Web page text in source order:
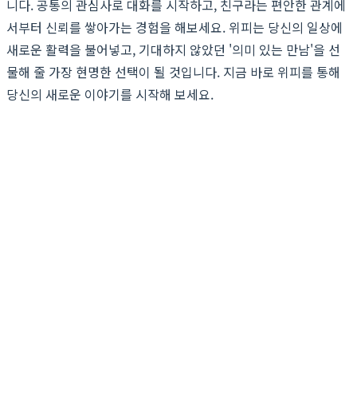
니다. 공통의 관심사로 대화를 시작하고, 친구라는 편안한 관계에
서부터 신뢰를 쌓아가는 경험을 해보세요. 위피는 당신의 일상에
새로운 활력을 불어넣고, 기대하지 않았던 '의미 있는 만남'을 선
물해 줄 가장 현명한 선택이 될 것입니다. 지금 바로 위피를 통해
당신의 새로운 이야기를 시작해 보세요.